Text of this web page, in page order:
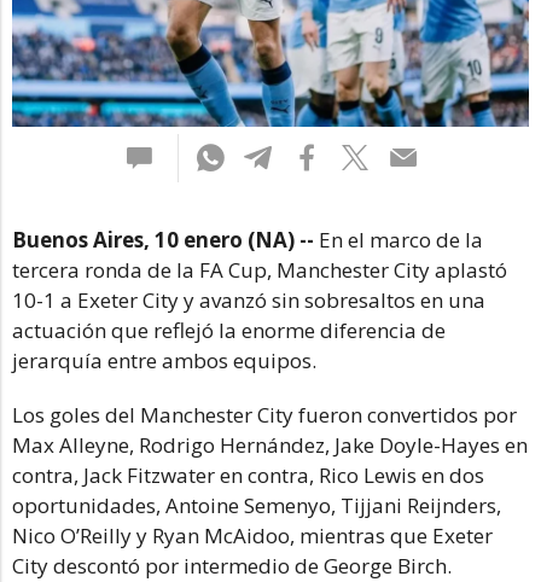
Buenos Aires, 10 enero (NA) -- En el marco de la
tercera ronda de la FA Cup, Manchester City aplastó
10-1 a Exeter City y avanzó sin sobresaltos en una
actuación que reflejó la enorme diferencia de
jerarquía entre ambos equipos.
Los goles del Manchester City fueron convertidos por
Max Alleyne, Rodrigo Hernández, Jake Doyle-Hayes en
contra, Jack Fitzwater en contra, Rico Lewis en dos
oportunidades, Antoine Semenyo, Tijjani Reijnders,
Nico O’Reilly y Ryan McAidoo, mientras que Exeter
City descontó por intermedio de George Birch.